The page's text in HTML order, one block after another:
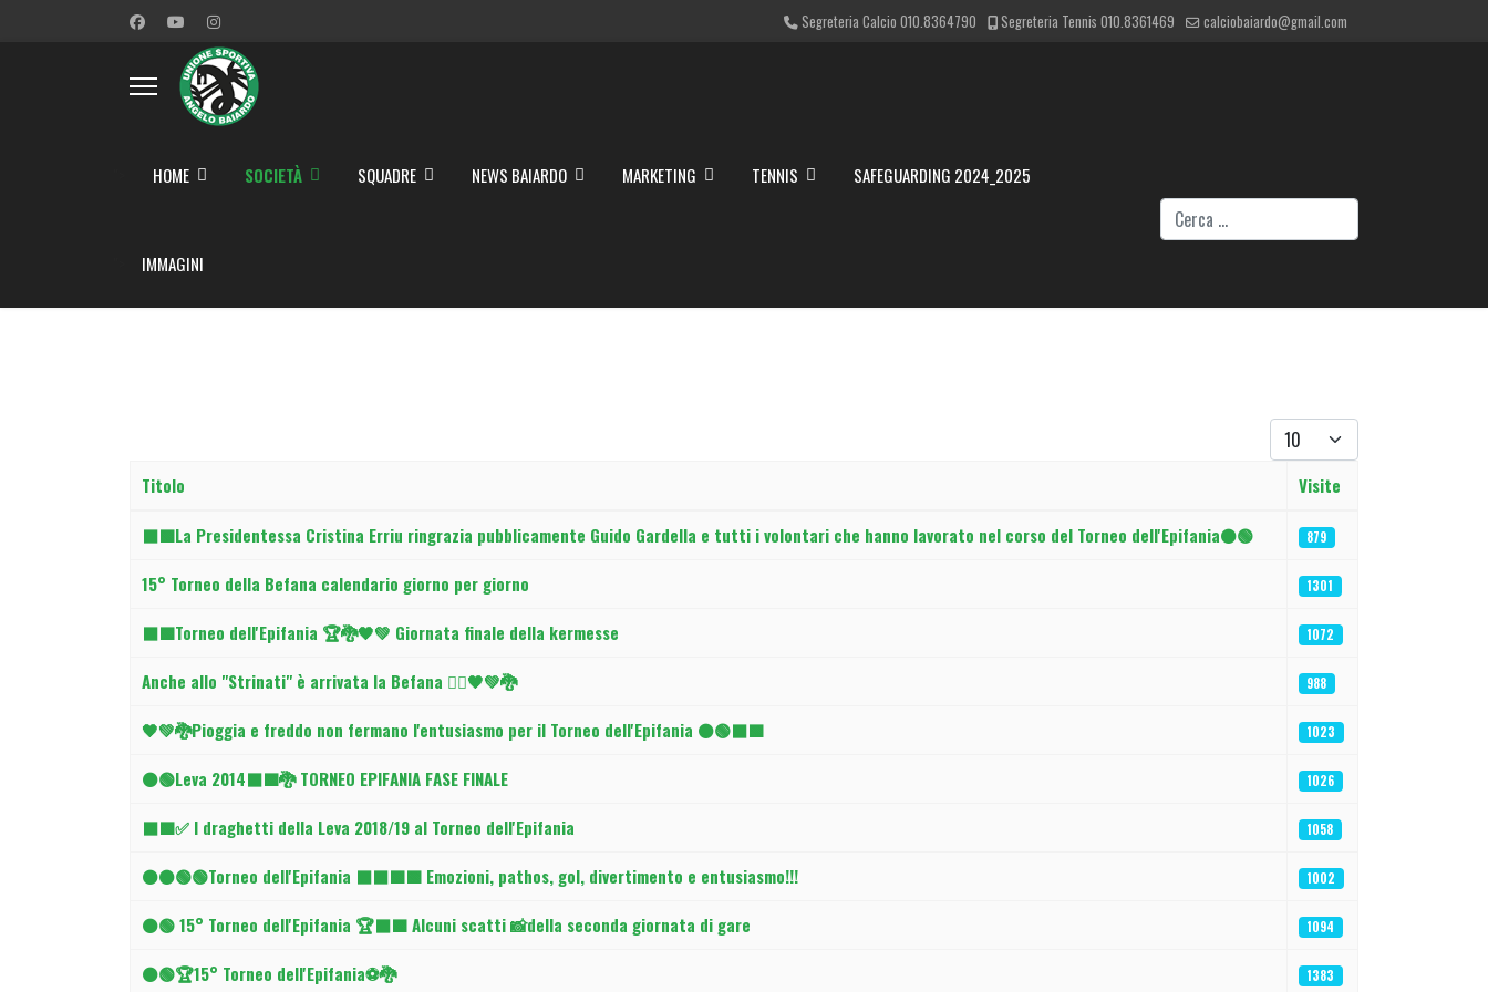
Segreteria Calcio 010.8364790 Segreteria Tennis 010.8361469 calciobaiardo@gmail.com
HOME SOCIETÀ SQUADRE NEWS BAIARDO MARKETING TENNIS SAFEGUARDING 2024_2025
IMMAGINI
Cerca
Visualizza #
Titolo Visite
⬛🟩La Presidentessa Cristina Erriu ringrazia pubblicamente Guido Gardella e tutti i volontari che hanno lavorato nel corso del Torneo dell'Epifania⚫🟢 879
15° Torneo della Befana calendario giorno per giorno 1301
⬛🟩Torneo dell'Epifania 🏆🐉🖤💚 Giornata finale della kermesse 1072
Anche allo "Strinati" è arrivata la Befana 🧙‍♀️🖤💚🐉 988
🖤💚🐉Pioggia e freddo non fermano l'entusiasmo per il Torneo dell'Epifania ⚫🟢⬛🟩 1023
⚫🟢Leva 2014⬛🟩🐉 TORNEO EPIFANIA FASE FINALE 1026
⬛🟩✅ I draghetti della Leva 2018/19 al Torneo dell'Epifania 1058
⚫⚫🟢🟢Torneo dell'Epifania ⬛⬛🟩🟩 Emozioni, pathos, gol, divertimento e entusiasmo!!! 1002
⚫🟢 15° Torneo dell'Epifania 🏆⬛🟩 Alcuni scatti 📸della seconda giornata di gare 1094
⚫🟢🏆15° Torneo dell'Epifania⚽🐉 1383